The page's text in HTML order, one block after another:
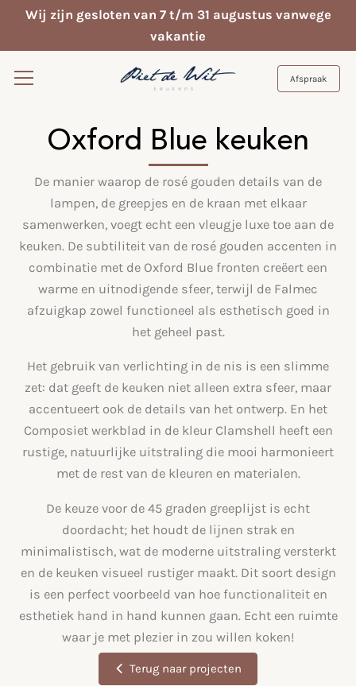
Wij zijn gesloten van 7 t/m 31 augustus vanwege
vakantie
Afspraak
Oxford Blue keuken
De manier waarop de rosé gouden details van de
lampen, de greepjes en de kraan met elkaar
samenwerken, voegt echt een vleugje luxe toe aan de
keuken. De subtiliteit van de rosé gouden accenten in
combinatie met de Oxford Blue fronten creëert een
warme en uitnodigende sfeer, terwijl de Falmec
afzuigkap zowel functioneel als esthetisch goed in
het geheel past.
Het gebruik van verlichting in de nis is een slimme
zet: dat geeft de keuken niet alleen extra sfeer, maar
accentueert ook de details van het ontwerp. En het
Composiet werkblad in de kleur Clamshell heeft een
rustige, natuurlijke uitstraling die mooi harmonieert
met de rest van de kleuren en materialen.
De keuze voor de 45 graden greeplijst is echt
doordacht; het houdt de lijnen strak en
minimalistisch, wat de moderne uitstraling versterkt
en de keuken visueel rustiger maakt. Dit soort design
is een perfect voorbeeld van hoe functionaliteit en
esthetiek hand in hand kunnen gaan. Echt een ruimte
waar je met plezier in zou willen koken!
Terug naar projecten